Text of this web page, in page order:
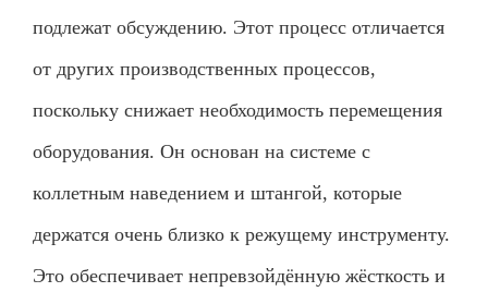
подлежат обсуждению. Этот процесс отличается
от других производственных процессов,
поскольку снижает необходимость перемещения
оборудования. Он основан на системе с
коллетным наведением и штангой, которые
держатся очень близко к режущему инструменту.
Это обеспечивает непревзойдённую жёсткость и